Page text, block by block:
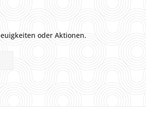
oder Aktionen.